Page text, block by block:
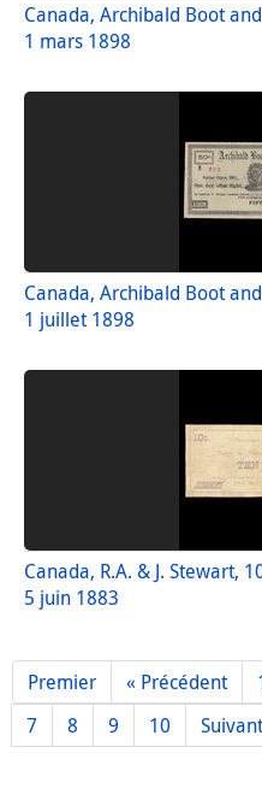
Canada, Archibald Boot
1 mars 1898
Canada, Archibald Boot
1 juillet 1898
Canada, R.A. & J. Stewart,
5 juin 1883
Premier « Précédent
7
8 9 10